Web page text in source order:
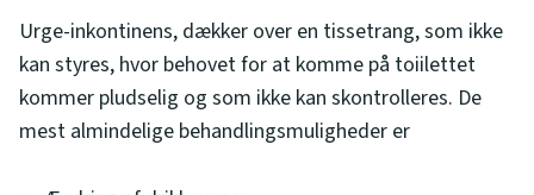
Urge-inkontinens, dækker over en tissetrang, som ikke
kan styres, hvor behovet for at komme på toiilettet
kommer pludselig og som ikke kan skontrolleres. De
mest almindelige behandlingsmuligheder er